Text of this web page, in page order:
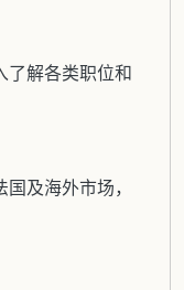
了解各类职位和
及海外市场，